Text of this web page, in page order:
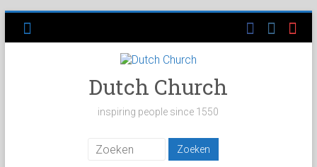
naar
inhoud
Dutch Church
inspiring people since 1550